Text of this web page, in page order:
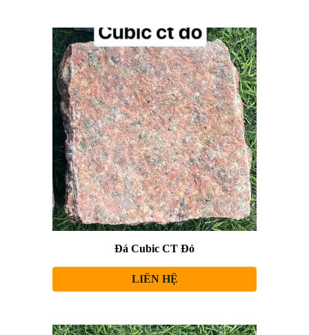
Đá Cubic CT Đỏ
LIÊN HỆ